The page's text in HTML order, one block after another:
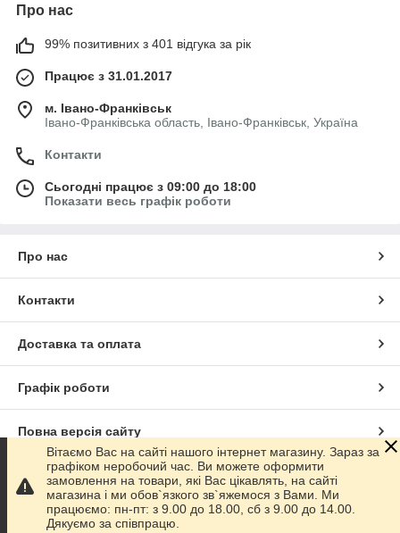
Про нас
99% позитивних з 401 відгука за рік
Працює з 31.01.2017
м. Івано-Франківськ
Івано-Франківська область, Івано-Франківськ, Україна
Контакти
Сьогодні працює з 09:00 до 18:00
Показати весь графік роботи
Про нас
Контакти
Доставка та оплата
Графік роботи
Повна версія сайту
Сайт створено на маркетплейсіProm.ua
Політика конфіденційності
Вітаємо Вас на сайті нашого інтернет магазину. Зараз за
графіком неробочий час. Ви можете оформити
замовлення на товари, які Вас цікавлять, на сайті
магазина і ми обов`язкого зв`яжемося з Вами. Ми
працюємо: пн-пт: з 9.00 до 18.00, сб з 9.00 до 14.00.
Дякуємо за співпрацю.